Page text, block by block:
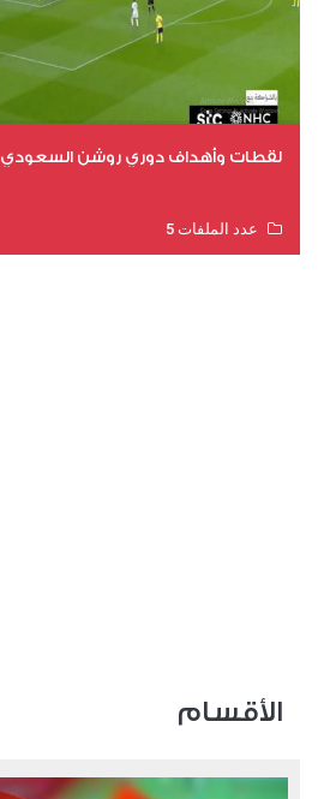
لقطات وأهداف دوري روشن السعودي
عدد الملفات 5
الأقسام